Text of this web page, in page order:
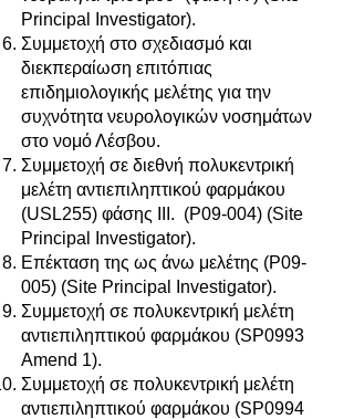
Principal Investigator).
Συμμετοχή στο σχεδιασμό και
διεκπεραίωση επιτόπιας
επιδημιολογικής μελέτης για την
συχνότητα νευρολογικών νοσημάτων
στο νομό Λέσβου.
Συμμετοχή σε διεθνή πολυκεντρική
μελέτη αντιεπιληπτικού φαρμάκου
(USL255) φάσης ΙΙΙ. (P09-004) (Site
Principal Investigator).
Επέκταση της ως άνω μελέτης (P09-
005) (Site Principal Investigator).
Συμμετοχή σε πολυκεντρική μελέτη
αντιεπιληπτικού φαρμάκου (SP0993
Amend 1).
Συμμετοχή σε πολυκεντρική μελέτη
αντιεπιληπτικού φαρμάκου (SP0994